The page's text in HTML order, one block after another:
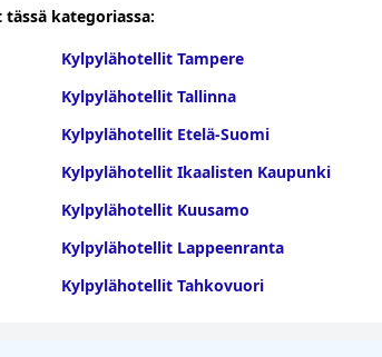
kategoriassa:
Kylpylähotellit Tampere
Kylpylähotellit Tallinna
Kylpylähotellit Etelä-Suomi
Kylpylähotellit Ikaalisten Kaupunki
Kylpylähotellit Kuusamo
Kylpylähotellit Lappeenranta
Kylpylähotellit Tahkovuori